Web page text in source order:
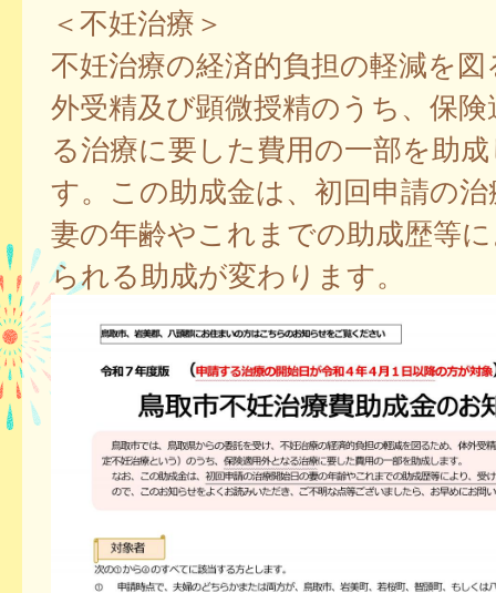
＜不妊治療＞
不妊治療の経済的負担の軽減を
外受精及び顕微授精のうち、保
る治療に要した費用の一部を助
す。この助成金は、初回申請の
妻の年齢やこれまでの助成歴等
られる助成が変わります。